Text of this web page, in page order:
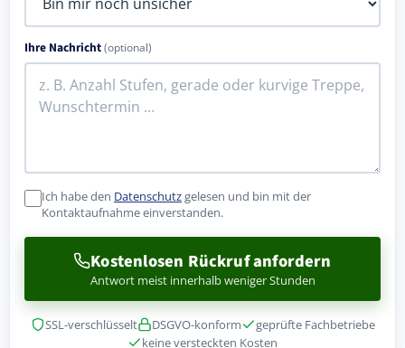
Ihre Nachricht(optional)
Ich habe den Datenschutzgelesen und bin mit der
Kontaktaufnahme einverstanden.
Kostenlosen Rückruf anfordern
Antwort meist innerhalb weniger Stunden
SSL-verschlüsselt DSGVO-konform
geprüfte Fachbetriebe
keine versteckten Kosten